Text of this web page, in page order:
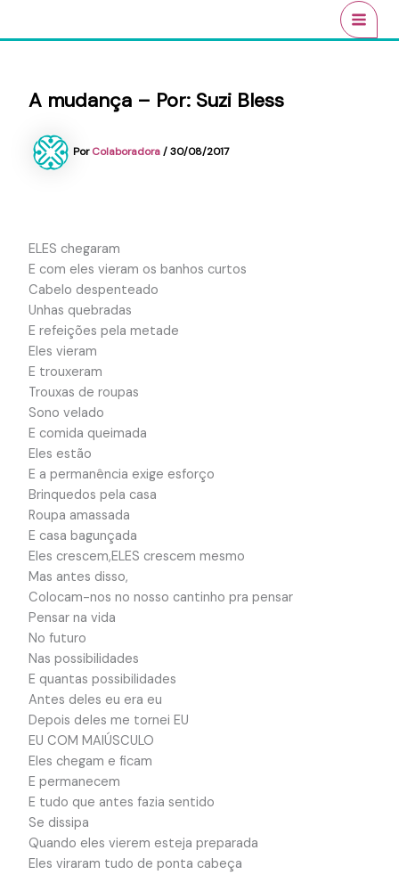
A mudança – Por: Suzi Bless
PorColaboradora/30/08/2017
ELES chegaram
E com eles vieram os banhos curtos
Cabelo despenteado
Unhas quebradas
E refeições pela metade
Eles vieram
E trouxeram
Trouxas de roupas
Sono velado
E comida queimada
Eles estão
E a permanência exige esforço
Brinquedos pela casa
Roupa amassada
E casa bagunçada
Eles crescem,ELES crescem mesmo
Mas antes disso,
Colocam-nos no nosso cantinho pra pensar
Pensar na vida
No futuro
Nas possibilidades
E quantas possibilidades
Antes deles eu era eu
Depois deles me tornei EU
EU COM MAIÚSCULO
Eles chegam e ficam
E permanecem
E tudo que antes fazia sentido
Se dissipa
Quando eles vierem esteja preparada
Eles viraram tudo de ponta cabeça